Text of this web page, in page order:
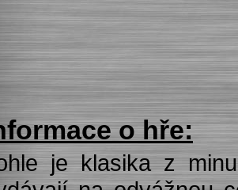
o hře:
je klasika z